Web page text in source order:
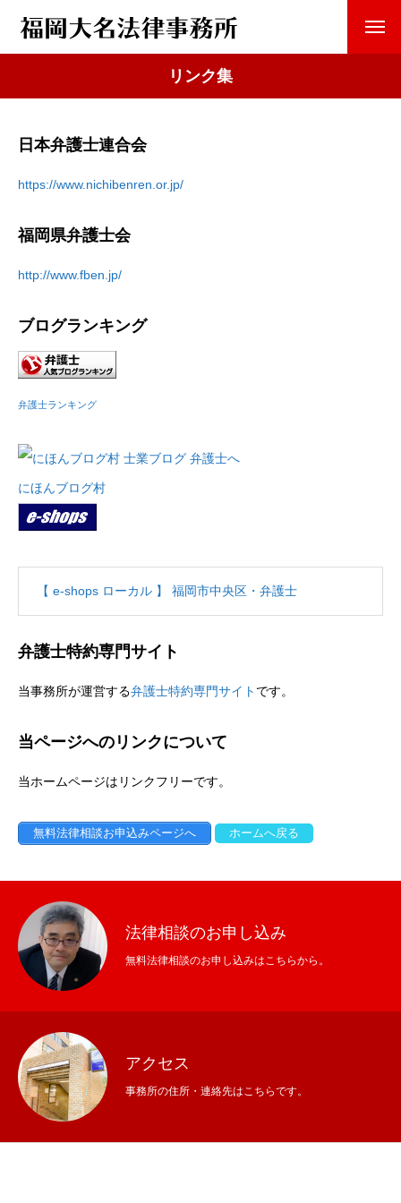
無料相談のご予約
お問い合わせ プライバシーポリシー
リンク集
日本弁護士連合会
https://www.nichibenren.or.jp/
福岡県弁護士会
http://www.fben.jp/
ブログランキング
弁護士ランキング
にほんブログ村
【 e-shops ローカル 】 福岡市中央区・弁護士
弁護士特約専門サイト
当事務所が運営する弁護士特約専門サイト です。
当ページへのリンクについて
当ホームページはリンクフリーです。
無料法律相談お申込みページへ ホームへ戻る
法律相談のお申し込み
無料法律相談のお申し込みはこちらから。
アクセス
事務所の住所・連絡先はこちらです。